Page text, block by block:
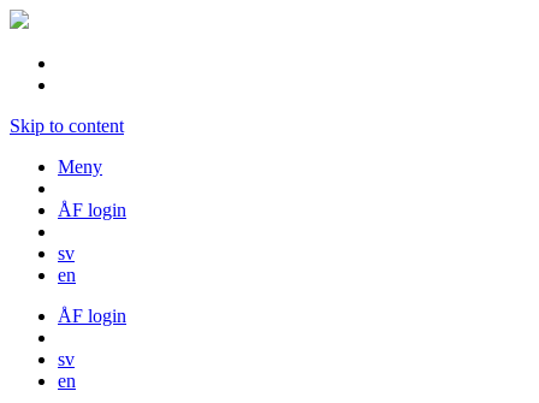
Skip to content
Meny
ÅF login
sv
en
ÅF login
sv
en